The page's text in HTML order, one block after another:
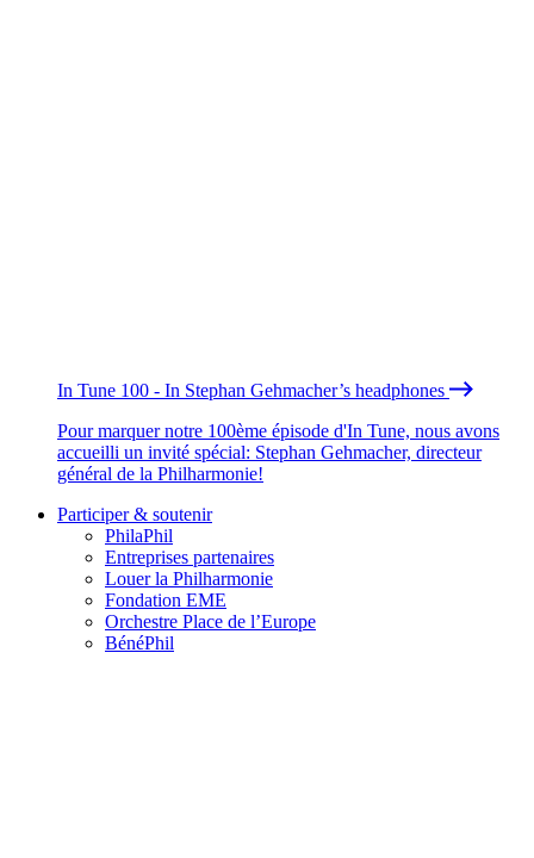
In Tune 100 - In Stephan Gehmacher’s headphones
Pour marquer notre 100ème épisode d'In Tune, nous avons
accueilli un invité spécial: Stephan Gehmacher, directeur
général de la Philharmonie!
Participer & soutenir
PhilaPhil
Entreprises partenaires
Louer la Philharmonie
Fondation EME
Orchestre Place de l’Europe
BénéPhil